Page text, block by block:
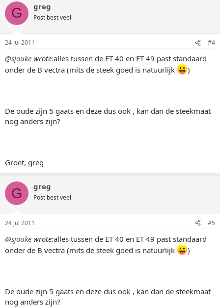
G greg
Post best veel
24 jul 2011 #4
@sjouke wrote:alles tussen de ET 40 en ET 49 past standaard
onder de B vectra (mits de steek goed is natuurlijk
)
De oude zijn 5 gaats en deze dus ook , kan dan de steekmaat
nog anders zijn?
Groet, greg
G greg
Post best veel
24 jul 2011 #5
@sjouke wrote:alles tussen de ET 40 en ET 49 past standaard
onder de B vectra (mits de steek goed is natuurlijk
)
De oude zijn 5 gaats en deze dus ook , kan dan de steekmaat
nog anders zijn?